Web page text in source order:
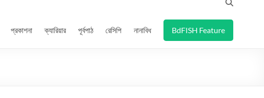
প্রকাশনা ক্যারিয়ার পূর্বপাঠ রেসিপি নানাবিধ BdFISH Feature